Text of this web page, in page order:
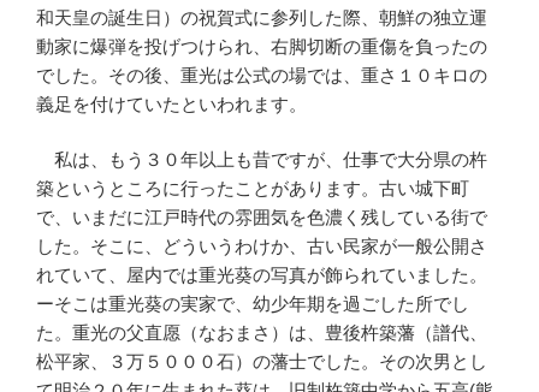
和天皇の誕生日）の祝賀式に参列した際、朝鮮の独立運
動家に爆弾を投げつけられ、右脚切断の重傷を負ったの
でした。その後、重光は公式の場では、重さ１０キロの
義足を付けていたといわれます。
私は、もう３０年以上も昔ですが、仕事で大分県の杵
築というところに行ったことがあります。古い城下町
で、いまだに江戸時代の雰囲気を色濃く残している街で
した。そこに、どういうわけか、古い民家が一般公開さ
れていて、屋内では重光葵の写真が飾られていました。
ーそこは重光葵の実家で、幼少年期を過ごした所でし
た。重光の父直愿（なおまさ）は、豊後杵築藩（譜代、
松平家、３万５０００石）の藩士でした。その次男とし